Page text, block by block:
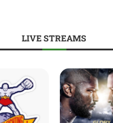
LIVE STREAMS